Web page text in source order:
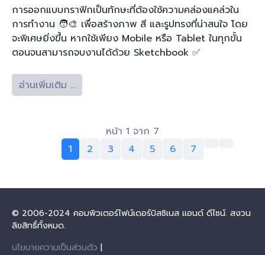
การออกแบบกราฟิกเป็นทักษะที่ต้องใช้ความคล่องแคล่วใน
การทำงาน 🧑‍🎨 เพื่อสร้างภาพ สี และรูปทรงที่น่าสนใจ โดย
จะพิเศษยิ่งขึ้น หากใช้เพียง Mobile หรือ Tablet ในทุกขั้น
ตอนจนสามารถจบงานได้ด้วย Sketchbook ✅
อ่านเพิ่มเติม …
1 2 3 4 5 6 7
หน้า 1 จาก 7
© 2006-2024 คอมพิวเตอร์ไฟน์เดอร์บิสซิเนส แอนด์ ดีไซน์. สงวน
ลิขสิทธิ์ทั้งหมด.
นโยบายความเป็นส่วนตัว |